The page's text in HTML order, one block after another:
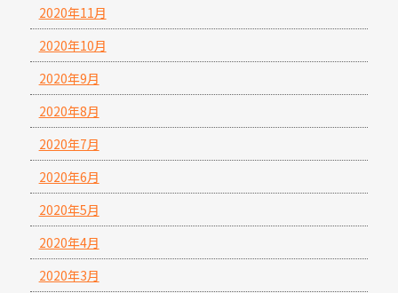
2020年11月
2020年10月
2020年9月
2020年8月
2020年7月
2020年6月
2020年5月
2020年4月
2020年3月